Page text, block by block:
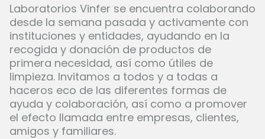
Laboratorios Vinfer se encuentra colaborando
desde la semana pasada y activamente con
instituciones y entidades, ayudando en la
recogida y donación de productos de
primera necesidad, así como útiles de
limpieza. Invitamos a todos y a todas a
haceros eco de las diferentes formas de
ayuda y colaboración, así como a promover
el efecto llamada entre empresas, clientes,
amigos y familiares.